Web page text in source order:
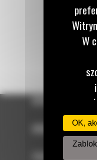
OFERTA
TECHNOLOGIE
W
OK,